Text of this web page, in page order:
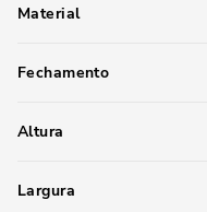
Material
Fechamento
Altura
Largura